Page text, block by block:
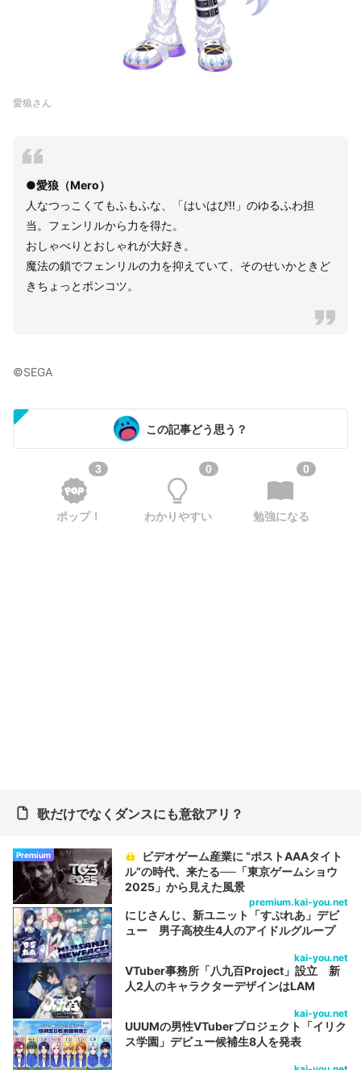
愛狼さん
●愛狼（Mero）
人なつっこくてもふもふな、「はいはぴ!!」のゆるふわ担
当。フェンリルから力を得た。
おしゃべりとおしゃれが大好き。
魔法の鎖でフェンリルの力を抑えていて、そのせいかときど
きちょっとポンコツ。
©SEGA
この記事どう思う？
3
ポップ！
0
わかりやすい
0
勉強になる
歌だけでなくダンスにも意欲アリ？
Premium
ビデオゲーム産業に “ポストAAAタイト
ル”の時代、来たる──「東京ゲームショウ
2025」から見えた風景
premium.kai-you.net
にじさんじ、新ユニット「すぷれあ」デビ
ュー 男子高校生4人のアイドルグループ
kai-you.net
VTuber事務所「八九百Project」設立 新
人2人のキャラクターデザインはLAM
kai-you.net
UUUMの男性VTuberプロジェクト「イリク
ス学園」デビュー候補生8人を発表